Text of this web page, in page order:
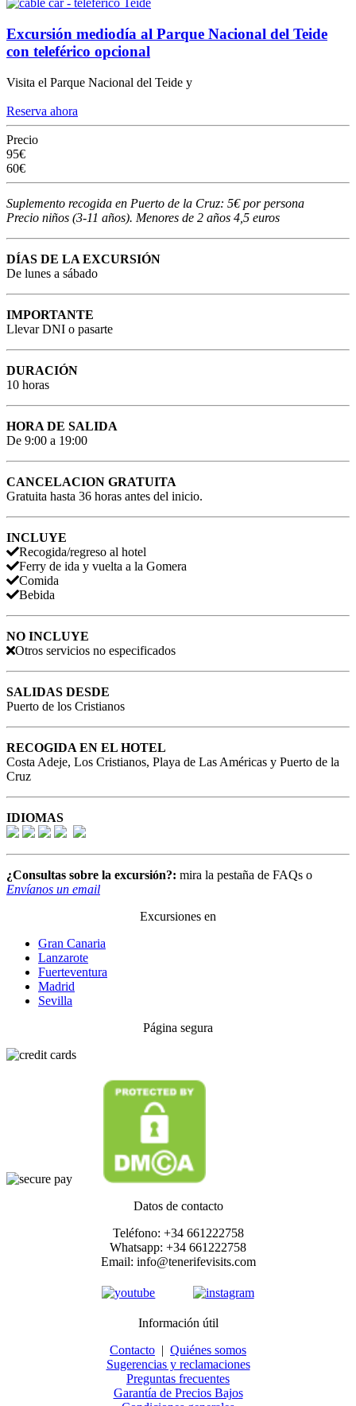
Excursión mediodía al Parque Nacional del Teide
con teleférico opcional
Visita el Parque Nacional del Teide y
Reserva ahora
Precio
95€
60€
Suplemento recogida en Puerto de la Cruz: 5€ por persona
Precio niños (3-11 años). Menores de 2 años 4,5 euros
DÍAS DE LA EXCURSIÓN
De lunes a sábado
IMPORTANTE
Llevar DNI o pasarte
DURACIÓN
10 horas
HORA DE SALIDA
De 9:00 a 19:00
CANCELACION GRATUITA
Gratuita hasta 36 horas antes del inicio.
INCLUYE
Recogida/regreso al hotel
Ferry de ida y vuelta a la Gomera
Comida
Bebida
NO INCLUYE
Otros servicios no especificados
SALIDAS DESDE
Puerto de los Cristianos
RECOGIDA EN EL HOTEL
Costa Adeje, Los Cristianos, Playa de Las Américas y Puerto de la
Cruz
IDIOMAS
¿Consultas sobre la excursión?: mira la pestaña de FAQs o
Envíanos un email
Excursiones en
Gran Canaria
Lanzarote
Fuerteventura
Madrid
Sevilla
Página segura
Datos de contacto
Teléfono: +34 661222758
Whatsapp: +34 661222758
Email: info@tenerifevisits.com
Información útil
Contacto | Quiénes somos
Sugerencias y reclamaciones
Preguntas frecuentes
Garantía de Precios Bajos